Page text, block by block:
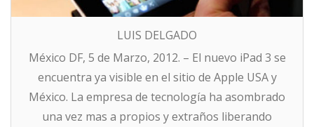
LUIS DELGADO
México DF, 5 de Marzo, 2012. – El nuevo iPad 3 se
encuentra ya visible en el sitio de Apple USA y
México. La empresa de tecnología ha asombrado
una vez mas a propios y extraños liberando